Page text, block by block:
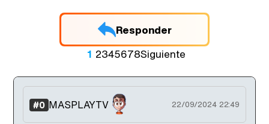
Responder
1 2345678Siguiente
#0 MASPLAYTV 22/09/2024 22:49